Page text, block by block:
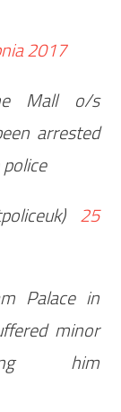
2017
Mall o/s
arrested
25
Palace in
minor
him